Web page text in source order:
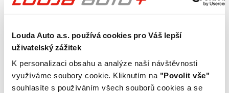
Louda Auto a.s. používá cookies pro Váš lepší
uživatelský zážitek
K personalizaci obsahu a analýze naší návštěvnosti
využíváme soubory cookie. Kliknutím na "Povolit vše"
souhlasíte s používáním všech souborů cookies a se